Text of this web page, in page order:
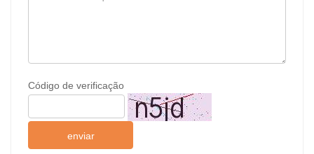
Código de verificação
enviar